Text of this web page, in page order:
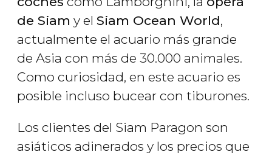
de Siam y el Siam Ocean World,
actualmente el acuario más grande
de Asia con más de 30.000 animales.
Como curiosidad, en este acuario es
posible incluso bucear con tiburones.
Los clientes del Siam Paragon son
asiáticos adinerados y los precios que